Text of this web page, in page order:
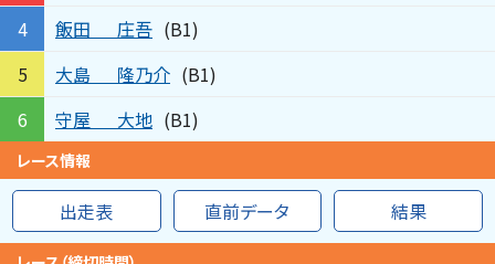
4
飯田 庄吾 (B1)
5
大島 隆乃介 (B1)
6
守屋 大地 (B1)
レース情報
出走表 直前データ 結果